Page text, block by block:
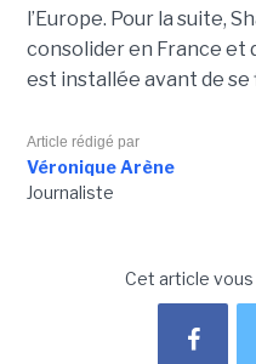
l’Europe. Pour la suite,
consolider en France et
est installée avant de se
Article rédigé par
Véronique Arène
Journaliste
Cet article vous